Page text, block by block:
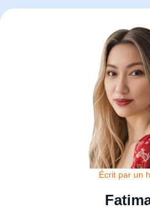
Écrit par un